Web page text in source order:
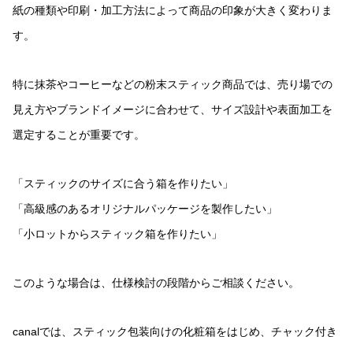
紙の種類や印刷・加工方法によって商品の印象が大きく変わりま
す。
特に抹茶やコーヒーなどの粉末スティック商品では、売り場での
見え方やブランドイメージに合わせて、サイズ設計や表面加工を
選定することが重要です。
「スティックのサイズに合う箱を作りたい」
「高級感のあるオリジナルパッケージを製作したい」
「小ロットからスティック箱を作りたい」
このような場合は、仕様検討の段階からご相談ください。
canalでは、スティック包装向けの化粧箱をはじめ、チャック付き